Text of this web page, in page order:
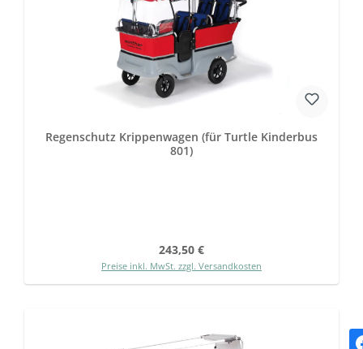
Regenschutz Krippenwagen (für Turtle Kinderbus
801)
Regulärer Preis:
243,50 €
Preise inkl. MwSt. zzgl. Versandkosten